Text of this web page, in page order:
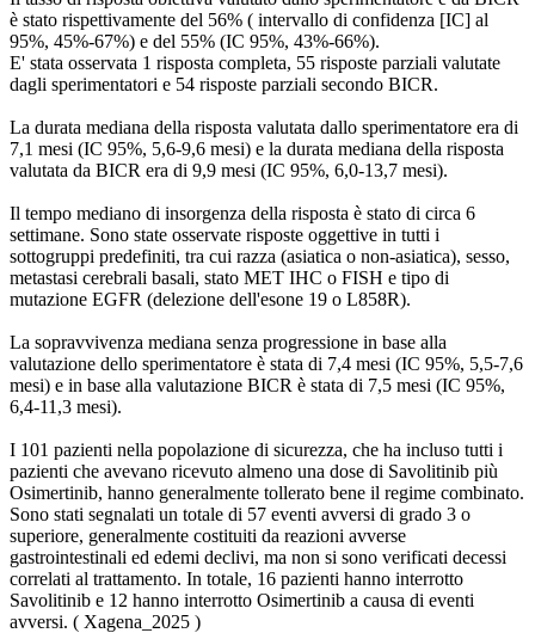
è stato rispettivamente del 56% ( intervallo di confidenza [IC] al
95%, 45%-67%) e del 55% (IC 95%, 43%-66%).
E' stata osservata 1 risposta completa, 55 risposte parziali valutate
dagli sperimentatori e 54 risposte parziali secondo BICR.
La durata mediana della risposta valutata dallo sperimentatore era di
7,1 mesi (IC 95%, 5,6-9,6 mesi) e la durata mediana della risposta
valutata da BICR era di 9,9 mesi (IC 95%, 6,0-13,7 mesi).
Il tempo mediano di insorgenza della risposta è stato di circa 6
settimane. Sono state osservate risposte oggettive in tutti i
sottogruppi predefiniti, tra cui razza (asiatica o non-asiatica), sesso,
metastasi cerebrali basali, stato MET IHC o FISH e tipo di
mutazione EGFR (delezione dell'esone 19 o L858R).
La sopravvivenza mediana senza progressione in base alla
valutazione dello sperimentatore è stata di 7,4 mesi (IC 95%, 5,5-7,6
mesi) e in base alla valutazione BICR è stata di 7,5 mesi (IC 95%,
6,4-11,3 mesi).
I 101 pazienti nella popolazione di sicurezza, che ha incluso tutti i
pazienti che avevano ricevuto almeno una dose di Savolitinib più
Osimertinib, hanno generalmente tollerato bene il regime combinato.
Sono stati segnalati un totale di 57 eventi avversi di grado 3 o
superiore, generalmente costituiti da reazioni avverse
gastrointestinali ed edemi declivi, ma non si sono verificati decessi
correlati al trattamento. In totale, 16 pazienti hanno interrotto
Savolitinib e 12 hanno interrotto Osimertinib a causa di eventi
avversi. ( Xagena_2025 )